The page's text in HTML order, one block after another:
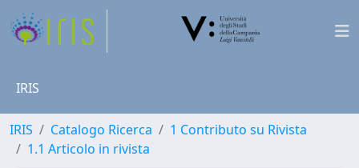
IRIS
IRIS Catalogo Ricerca
1 Contributo su Rivista
1.1 Articolo in rivista